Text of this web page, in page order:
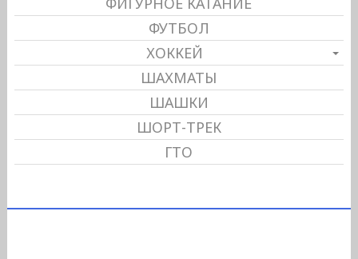
ФУТБОЛ
ХОККЕЙ
ШАХМАТЫ
ШАШКИ
ШОРТ-ТРЕК
ГТО